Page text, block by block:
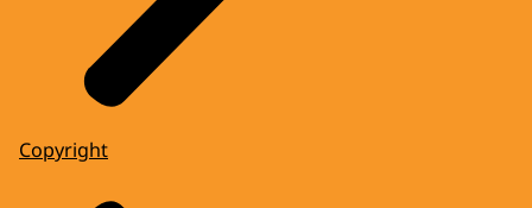
Copyright